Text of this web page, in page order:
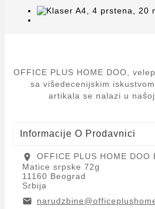
OFFICE PLUS HOME DOO,
sa višedecenijskim
artikala se nalazi u
Informacije O Prodavnici
location_on
OFFICE PLUS HOME DOO
Matice srpske 72g
11160 Beograd
Srbija
email